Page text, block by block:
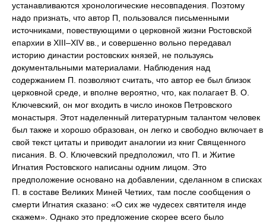
устанавливаются хронологические несовпадения. Поэтому
надо признать, что автор П, пользовался письменными
источниками, повествующими о церковной жизни Ростовской
епархии в XIII–XIV вв., и совершенно вольно передавал
историю династии ростовских князей, не пользуясь
документальными материалами. Наблюдения над
содержанием П. позволяют считать, что автор ее был близок
церковной среде, и вполне вероятно, что, как полагает В. О.
Ключевский, он мог входить в число иноков Петровского
монастыря. Этот наделенный литературным талантом человек
был также и хорошо образован, он легко и свободно включает в
свой текст цитаты и приводит аналогии из книг Священного
писания. В. О. Ключевский предположил, что П. и Житие
Игнатия Ростовского написаны одним лицом. Это
предположение основано на добавлении, сделанном в списках
П. в составе Великих Миней Четиих, там после сообщения о
смерти Игнатия сказано: «О сих же чудесех святителя инде
скажем». Однако это предложение скорее всего было